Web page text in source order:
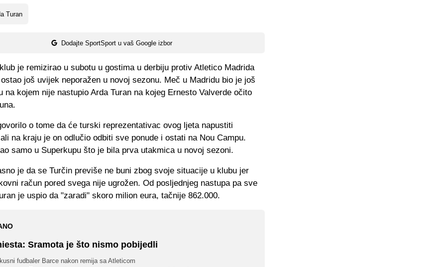
Turan
Dodajte SportSport u vaš Google izbor
je remizirao u subotu u gostima u derbiju protiv Atletico Madrida
još uvijek neporažen u novoj sezonu. Meč u Madridu bio je još
na kojem nije nastupio Arda Turan na kojeg Ernesto Valverde očito
o tome da će turski reprezentativac ovog ljeta napustiti
na kraju je on odlučio odbiti sve ponude i ostati na Nou Campu.
samo u Superkupu što je bila prva utakmica u novoj sezoni.
je da se Turčin previše ne buni zbog svoje situacije u klubu jer
račun pored svega nije ugrožen. Od posljednjeg nastupa pa sve
je uspio da "zaradi" skoro milion eura, tačnije 862.000.
Sramota je što nismo pobijedli
fudbaler Barce nakon remija sa Atleticom